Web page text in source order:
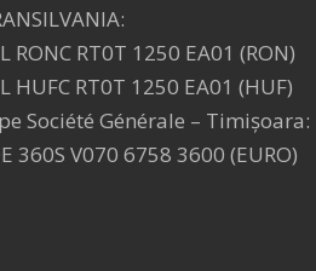
RONC RT0T 1250 EA01 (RON)
HUFC RT0T 1250 EA01 (HUF)
Société Générale – Timişoara:
360S V070 6758 3600 (EURO)